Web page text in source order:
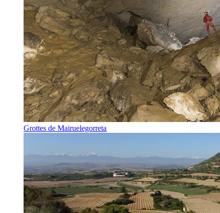
Grottes de Mairuelegorreta